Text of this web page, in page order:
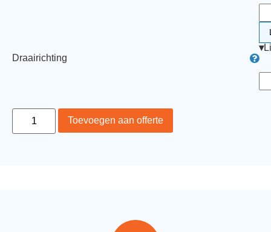
Draairichting
▾
Toevoegen aan offerte